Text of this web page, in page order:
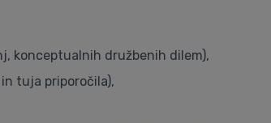
konceptualnih družbenih dilem),
tuja priporočila),